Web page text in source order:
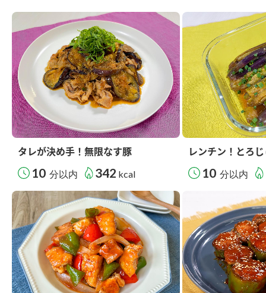
タレが決め手！無限なす豚
10 分以内 342 kcal
レンチン！とろ
10 分以内